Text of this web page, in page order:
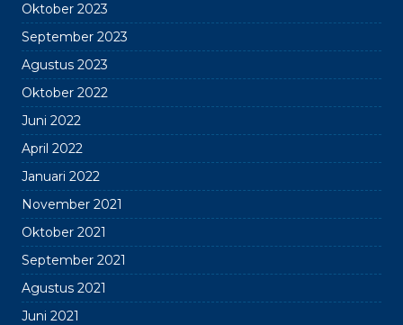
Oktober 2023
September 2023
Agustus 2023
Oktober 2022
Juni 2022
April 2022
Januari 2022
November 2021
Oktober 2021
September 2021
Agustus 2021
Juni 2021